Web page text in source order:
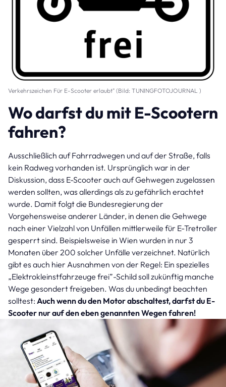
Verkehrszeichen Für E-Scooter erlaubt" (Bild: TUNINGFOTOJOURNAL )
Wo darfst du mit E-Scootern
fahren?
Ausschließlich auf Fahrradwegen und auf der Straße, falls
kein Radweg vorhanden ist. Ursprünglich war in der
Diskussion, dass E-Scooter auch auf Gehwegen zugelassen
werden sollten, was allerdings als zu gefährlich erachtet
wurde. Damit folgt die Bundesregierung der
Vorgehensweise anderer Länder, in denen die Gehwege
nach einer Vielzahl von Unfällen mittlerweile für E-Tretroller
gesperrt sind. Beispielsweise in Wien wurden in nur 3
Monaten über 200 solcher Unfälle verzeichnet. Natürlich
gibt es auch hier Ausnahmen von der Regel: Ein spezielles
„Elektrokleinstfahrzeuge frei”-Schild soll zukünftig manche
Wege gesondert freigeben. Was du unbedingt beachten
solltest: Auch wenn du den Motor abschaltest, darfst du E-
Scooter nur auf den eben genannten Wegen fahren!